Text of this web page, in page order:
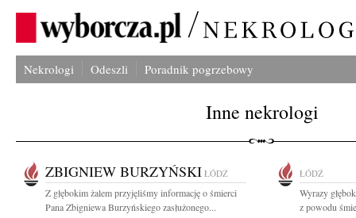
Nekrologi Odeszli Poradnik pogrzebowy
Inne nekrologi
ZBIGNIEW BURZYŃSKI ŁÓDŹ
Z głębokim żalem przyjęliśmy informację o śmierci
Pana Zbigniewa Burzyńskiego zasłużonego...
ŁÓDŹ
Wyrazy
z powodu